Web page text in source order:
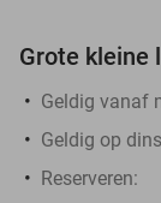
Grote kleine
Geldig vanaf
Geldig op
Reserveren: